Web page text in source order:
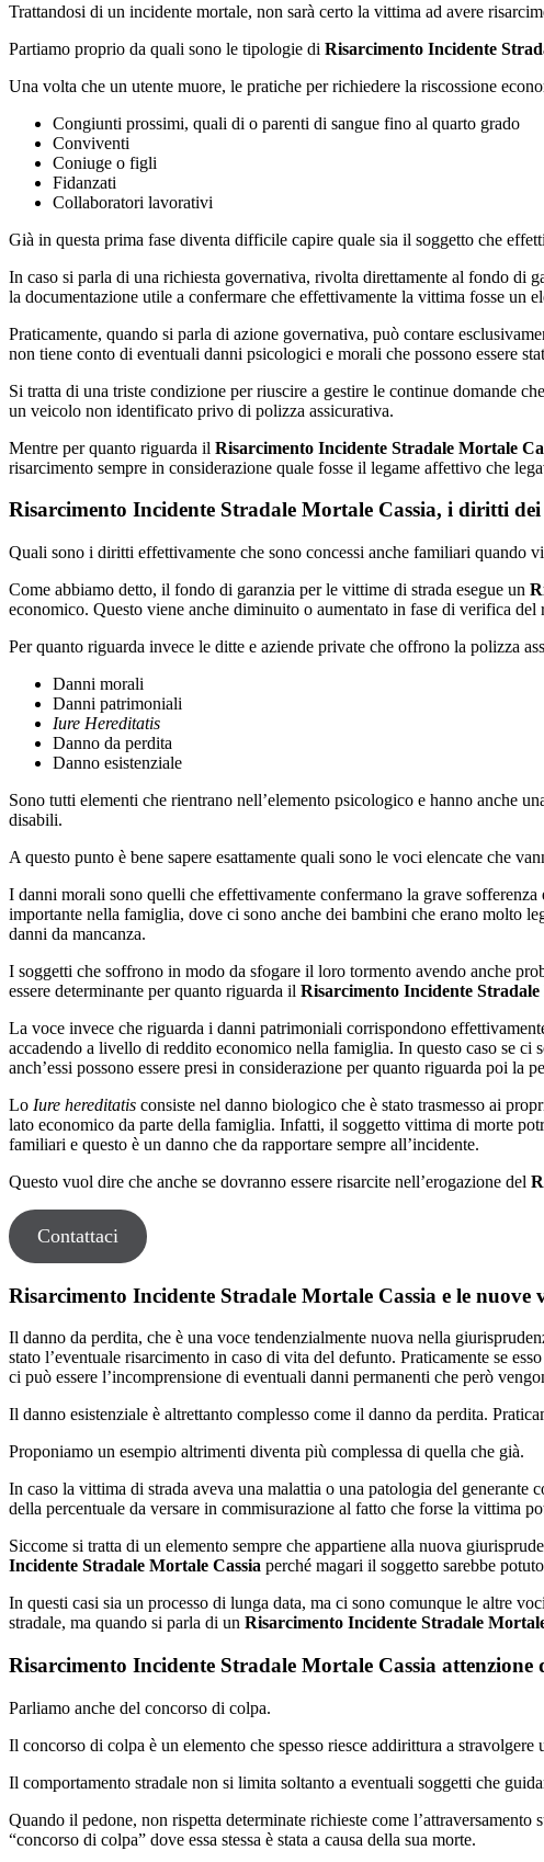
Trattandosi di un incidente mortale, non sarà certo la vittima ad avere
Partiamo proprio da quali sono le tipologie di Risarcimento Incidente
Una volta che un utente muore, le pratiche per richiedere la riscossione
Congiunti prossimi, quali di o parenti di sangue fino al quarto grado
Conviventi
Coniuge o figli
Fidanzati
Collaboratori lavorativi
Già in questa prima fase diventa difficile capire quale sia il soggetto che
In caso si parla di una richiesta governativa, rivolta direttamente al fondo di
la documentazione utile a confermare che effettivamente la vittima fosse un
Praticamente, quando si parla di azione governativa, può contare
non tiene conto di eventuali danni psicologici e morali che possono essere
Si tratta di una triste condizione per riuscire a gestire le continue domande
un veicolo non identificato privo di polizza assicurativa.
Mentre per quanto riguarda il Risarcimento Incidente Stradale Mortale
risarcimento sempre in considerazione quale fosse il legame affettivo che
Risarcimento Incidente Stradale Mortale Cassia, i diritti
Quali sono i diritti effettivamente che sono concessi anche familiari quando
Come abbiamo detto, il fondo di garanzia per le vittime di strada esegue un
economico. Questo viene anche diminuito o aumentato in fase di verifica
Per quanto riguarda invece le ditte e aziende private che offrono la polizza
Danni morali
Danni patrimoniali
Iure Hereditatis
Danno da perdita
Danno esistenziale
Sono tutti elementi che rientrano nell’elemento psicologico e hanno anche
disabili.
A questo punto è bene sapere esattamente quali sono le voci elencate che
I danni morali sono quelli che effettivamente confermano la grave
importante nella famiglia, dove ci sono anche dei bambini che erano molto
danni da mancanza.
I soggetti che soffrono in modo da sfogare il loro tormento avendo anche
essere determinante per quanto riguarda il Risarcimento Incidente
La voce invece che riguarda i danni patrimoniali corrispondono
accadendo a livello di reddito economico nella famiglia. In questo caso se
anch’essi possono essere presi in considerazione per quanto riguarda poi la
Lo Iure hereditatis consiste nel danno biologico che è stato trasmesso ai
lato economico da parte della famiglia. Infatti, il soggetto vittima di morte
familiari e questo è un danno che da rapportare sempre all’incidente.
Questo vuol dire che anche se dovranno essere risarcite nell’erogazione del
Contattaci
Risarcimento Incidente Stradale Mortale Cassia e le nuove
Il danno da perdita, che è una voce tendenzialmente nuova nella
stato l’eventuale risarcimento in caso di vita del defunto. Praticamente se
ci può essere l’incomprensione di eventuali danni permanenti che però
Il danno esistenziale è altrettanto complesso come il danno da perdita.
Proponiamo un esempio altrimenti diventa più complessa di quella che già.
In caso la vittima di strada aveva una malattia o una patologia del
della percentuale da versare in commisurazione al fatto che forse la vittima
Siccome si tratta di un elemento sempre che appartiene alla nuova
Incidente Stradale Mortale Cassia perché magari il soggetto sarebbe
In questi casi sia un processo di lunga data, ma ci sono comunque le altre
stradale, ma quando si parla di un Risarcimento Incidente Stradale
Risarcimento Incidente Stradale Mortale Cassia attenzione
Parliamo anche del concorso di colpa.
Il concorso di colpa è un elemento che spesso riesce addirittura a
Il comportamento stradale non si limita soltanto a eventuali soggetti che
Quando il pedone, non rispetta determinate richieste come
“concorso di colpa” dove essa stessa è stata a causa della sua morte.